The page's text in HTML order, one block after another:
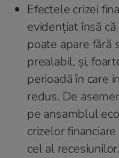
Efectele crizei
evidențiat însă
poate apare fără
prealabil, și,
perioadă în care
redus. De
pe ansamblul
crizelor
cel al recesiunilor.